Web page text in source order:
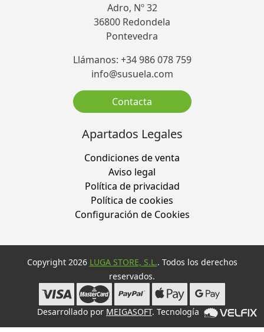
Adro, Nº 32
36800 Redondela
Pontevedra
Llámanos: +34 986 078 759
info@susuela.com
Contacta
Apartados Legales
Condiciones de venta
Aviso legal
Política de privacidad
Política de cookies
Configuración de Cookies
Copyright 2026 LUGA STORE, S.L.. Todos los derechos
reservados.
Desarrollado por MEIGASOFT. Tecnología